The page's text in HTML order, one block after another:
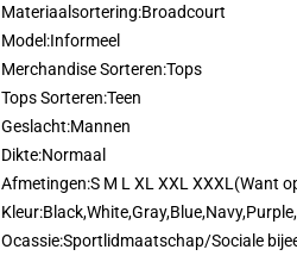
Materiaalsortering:Broadcourt
Model:Informeel
Merchandise Sorteren:Tops
Tops Sorteren:Teen
Geslacht:Mannen
Dikte:Normaal
Afmetingen:S M L XL XXL XXXL(Want
Kleur:
Ocassie:Sportlidmaatschap/Sociale